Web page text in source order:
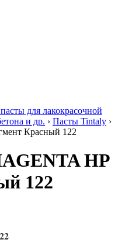
для лакокрасочной
и др. › Пасты Tintaly ›
Красный 122
HP
122